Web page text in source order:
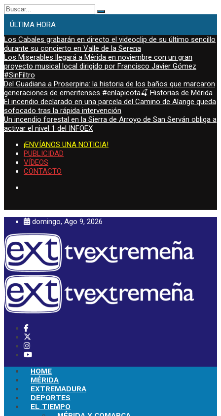
Buscar:
ÚLTIMA HORA
Los Cabales grabarán en directo el videoclip de su último sencillo
durante su concierto en Valle de la Serena
Los Miserables llegará a Mérida en noviembre con un gran
proyecto musical local dirigido por Francisco Javier Gómez
#SinFiltro
Del Guadiana a Proserpina: la historia de los baños que marcaron
generaciones de emeritenses #enlapicota🍒 Historias de Mérida
El incendio declarado en una parcela del Camino de Alange queda
sofocado tras la rápida intervención
Un incendio forestal en la Sierra de Arroyo de San Serván obliga a
activar el nivel 1 del INFOEX
¡ENVÍANOS UNA NOTICIA!
PUBLICIDAD
VÍDEOS
CONTACTO
domingo, Ago 9, 2026
HOME
MÉRIDA
EXTREMADURA
DEPORTES
EL TIEMPO